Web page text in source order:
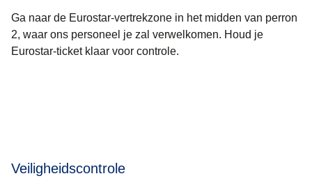
Ga naar de Eurostar-vertrekzone in het midden van perron
2, waar ons personeel je zal verwelkomen. Houd je
Eurostar-ticket klaar voor controle.
Veiligheidscontrole